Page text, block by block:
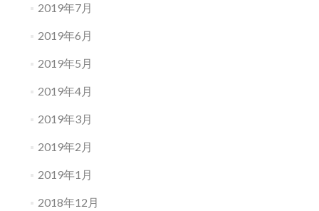
2019年7月
2019年6月
2019年5月
2019年4月
2019年3月
2019年2月
2019年1月
2018年12月